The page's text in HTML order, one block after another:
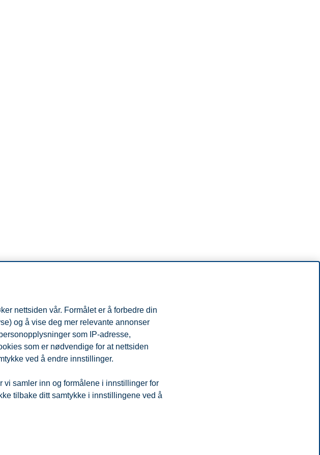
nettsiden vår. Formålet er å forbedre din
og å vise deg mer relevante annonser
som IP-adresse,
som er nødvendige for at nettsiden
ved å endre innstillinger.
vi samler inn og formålene i innstillinger for
tilbake ditt samtykke i innstillingene ved å